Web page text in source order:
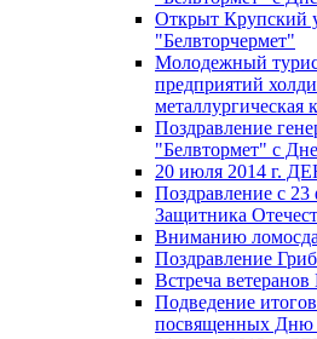
Открыт Крупский
"Белвторчермет"
Молодежный
предприятий
металлургическая
Поздравление
"Белвтормет" с
20 июля 2014 г.
Поздравление с
Защитника
Вниманию
Поздравление
Встреча
Подведение
посвященных Дню